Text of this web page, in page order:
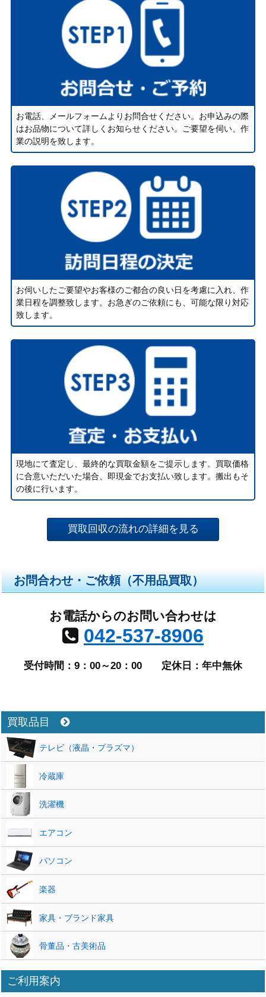
お電話、メールフォームよりお問合せください。お申込みの際
はお品物について詳しくお知らせください。ご要望を伺い、作
業の説明を致します。
お伺いしたご要望やお客様のご都合の良い日を考慮に入れ、作
業日程を調整致します。お急ぎのご依頼にも、可能な限り対応
致します。
現地にて査定し、最終的な買取金額をご提示します。買取価格
に合意いただいた場合、即現金でお支払い致します。搬出もそ
の後に行います。
買取回収の流れの詳細を見る
お問合わせ・ご依頼（不用品買取）
お電話からのお問い合わせは
042-537-8906
受付時間：9：00～20：00 定休日：年中無休
買取品目
テレビ（液晶・プラズマ）
冷蔵庫
洗濯機
エアコン
パソコン
楽器
家具・ブランド家具
骨董品・古美術品
ご利用案内